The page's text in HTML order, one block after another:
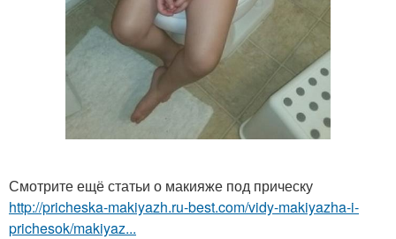
Смотрите ещё статьи о макияже под прическу
http://pricheska-makiyazh.ru-best.com/vidy-makiyazha-i-
prichesok/makiyaz...